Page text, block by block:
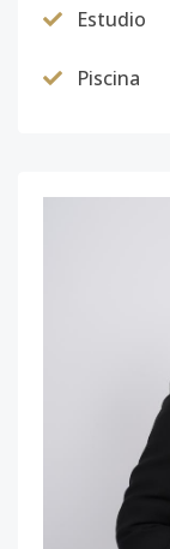
Estudio
Piscina